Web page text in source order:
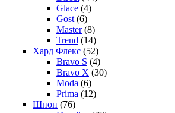
Glace (4)
Gost (6)
Master (8)
Trend (14)
Хард Флекс (52)
Bravo S (4)
Bravo X (30)
Moda (6)
Prima (12)
Шпон (76)